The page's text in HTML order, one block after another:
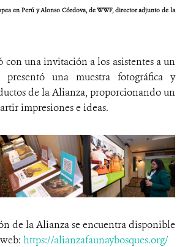
en Perú y Alonso Córdova, de WWF, director adjunto de la
con una invitación a los asistentes a un
presentó una muestra fotográfica y
de la Alianza, proporcionando un
impresiones e ideas.
de la Alianza se encuentra disponible
https://alianzafaunaybosques.org/